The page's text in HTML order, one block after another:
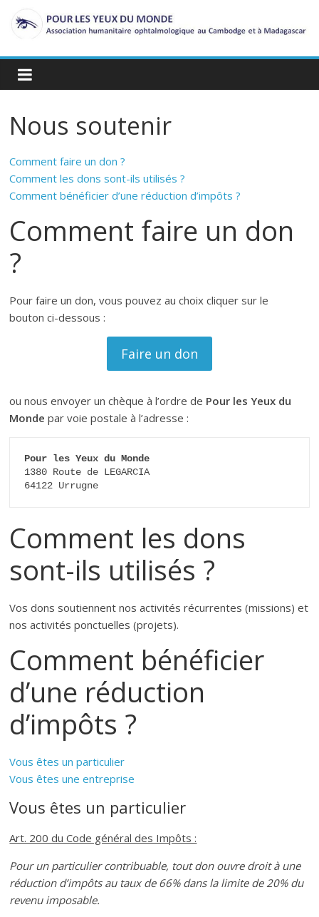
Nous soutenir
Comment faire un don ?
Comment les dons sont-ils utilisés ?
Comment bénéficier d’une réduction d’impôts ?
Comment faire un don
?
Pour faire un don, vous pouvez au choix cliquer sur le
bouton ci-dessous :
Faire un don
ou nous envoyer un chèque à l’ordre de Pour les Yeux du
Monde par voie postale à l’adresse :
Pour les Yeux du Monde
1380 Route de LEGARCIA
64122 Urrugne
Comment les dons
sont-ils utilisés ?
Vos dons soutiennent nos activités récurrentes (missions) et
nos activités ponctuelles (projets).
Comment bénéficier
d’une réduction
d’impôts ?
Vous êtes un particulier
Vous êtes une entreprise
Vous êtes un particulier
Art. 200 du Code général des Impôts :
Pour un particulier contribuable, tout don ouvre droit à une
réduction d’impôts au taux de 66% dans la limite de 20% du
revenu imposable.